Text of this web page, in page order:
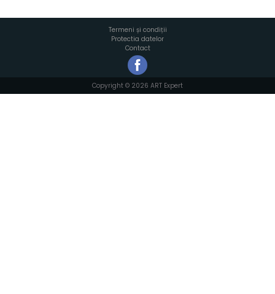
Termeni și condiții
Protectia datelor
Contact
Copyright © 2026 ART Expert